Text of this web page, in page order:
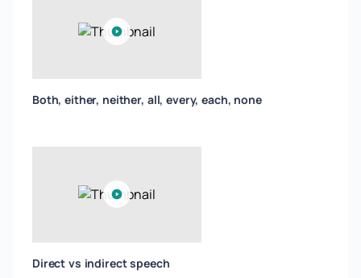
Both, either, neither, all, every, each, none
Direct vs indirect speech